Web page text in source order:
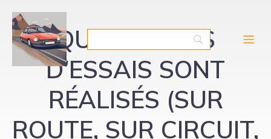
QUELS TYPES
D’ESSAIS SONT
RÉALISÉS (SUR
ROUTE, SUR CIRCUIT,